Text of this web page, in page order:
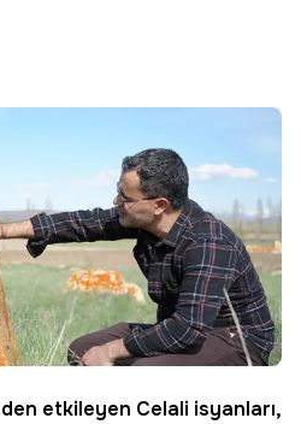
etkileyen Celali isyanları,